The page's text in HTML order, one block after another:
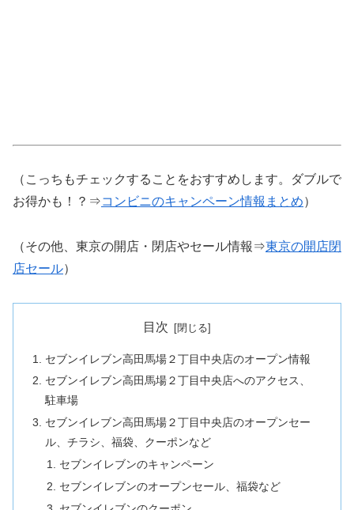
（こっちもチェックすることをおすすめします。ダブルで
お得かも！？⇒コンビニのキャンペーン情報まとめ）
（その他、東京の開店・閉店やセール情報⇒東京の開店閉
店セール）
目次
セブンイレブン高田馬場２丁目中央店のオープン情報
セブンイレブン高田馬場２丁目中央店へのアクセス、
駐車場
セブンイレブン高田馬場２丁目中央店のオープンセー
ル、チラシ、福袋、クーポンなど
セブンイレブンのキャンペーン
セブンイレブンのオープンセール、福袋など